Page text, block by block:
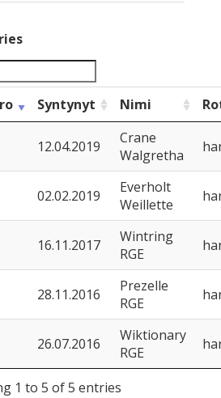
Syntynyt Nimi
12.04.2019
Crane
Walgretha
02.02.2019
Everholt
Weillette
16.11.2017
Wintring
RGE
28.11.2016
Prezelle
RGE
26.07.2016
Wiktionary
RGE
1 to 5 of 5 entries